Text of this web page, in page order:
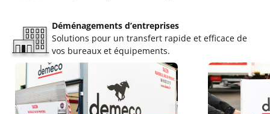
Déménagements d’entreprises
Solutions pour un transfert rapide et efficace de
vos bureaux et équipements.